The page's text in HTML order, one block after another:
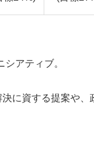
アティブ。
に資する提案や